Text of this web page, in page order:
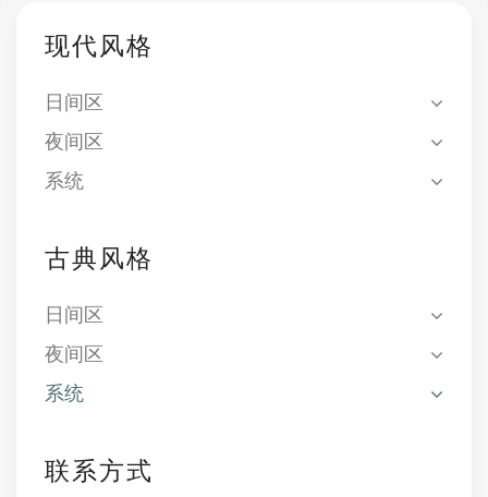
现代风格
日间区
夜间区
系统
古典风格
日间区
夜间区
系统
联系方式